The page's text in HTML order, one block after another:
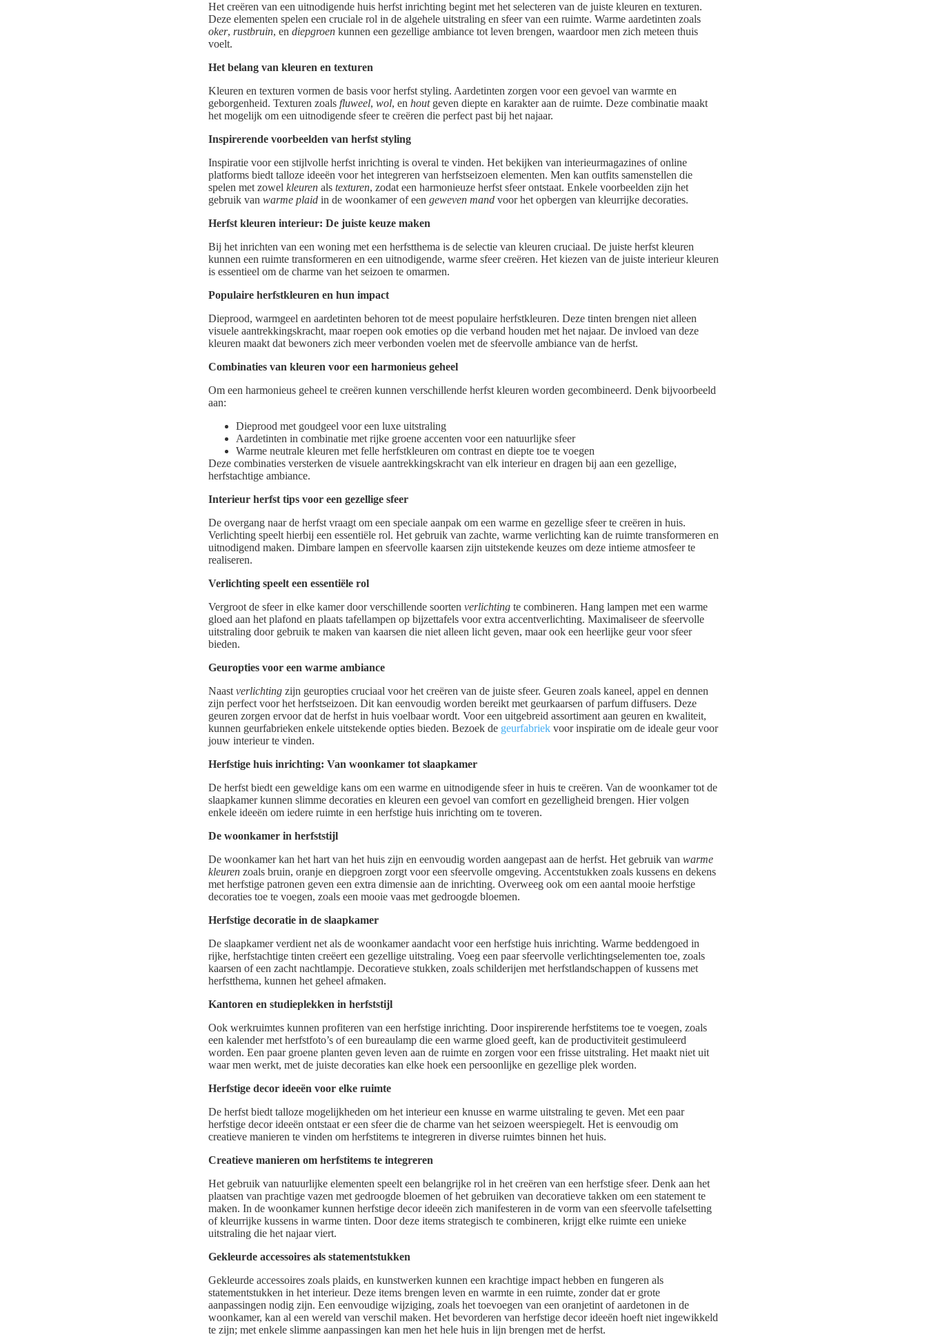
Het creëren van een uitnodigende huis herfst inrichting begint met het selecteren van de juiste kleuren en texturen.
Deze elementen spelen een cruciale rol in de algehele uitstraling en sfeer van een ruimte. Warme aardetinten zoals
oker, rustbruin, en diepgroen kunnen een gezellige ambiance tot leven brengen, waardoor men zich meteen thuis
voelt.
Het belang van kleuren en texturen
Kleuren en texturen vormen de basis voor herfst styling. Aardetinten zorgen voor een gevoel van warmte en
geborgenheid. Texturen zoals fluweel, wol, en houtgeven diepte en karakter aan de ruimte. Deze combinatie maakt
het mogelijk om een uitnodigende sfeer te creëren die perfect past bij het najaar.
Inspirerende voorbeelden van herfst styling
Inspiratie voor een stijlvolle herfst inrichting is overal te vinden. Het bekijken van interieurmagazines of online
platforms biedt talloze ideeën voor het integreren van herfstseizoen elementen. Men kan outfits samenstellen die
spelen met zowel kleuren als texturen, zodat een harmonieuze herfst sfeer ontstaat. Enkele voorbeelden zijn het
gebruik van warme plaid in de woonkamer of een geweven mand voor het opbergen van kleurrijke decoraties.
Herfst kleuren interieur: De juiste keuze maken
Bij het inrichten van een woning met een herfstthema is de selectie van kleuren cruciaal. De juiste herfst kleuren
kunnen een ruimte transformeren en een uitnodigende, warme sfeer creëren. Het kiezen van de juiste interieur kleuren
is essentieel om de charme van het seizoen te omarmen.
Populaire herfstkleuren en hun impact
Dieprood, warmgeel en aardetinten behoren tot de meest populaire herfstkleuren. Deze tinten brengen niet alleen
visuele aantrekkingskracht, maar roepen ook emoties op die verband houden met het najaar. De invloed van deze
kleuren maakt dat bewoners zich meer verbonden voelen met de sfeervolle ambiance van de herfst.
Combinaties van kleuren voor een harmonieus geheel
Om een harmonieus geheel te creëren kunnen verschillende herfst kleuren worden gecombineerd. Denk bijvoorbeeld
aan:
Dieprood met goudgeel voor een luxe uitstraling
Aardetinten in combinatie met rijke groene accenten voor een natuurlijke sfeer
Warme neutrale kleuren met felle herfstkleuren om contrast en diepte toe te voegen
Deze combinaties versterken de visuele aantrekkingskracht van elk interieur en dragen bij aan een gezellige,
herfstachtige ambiance.
Interieur herfst tips voor een gezellige sfeer
De overgang naar de herfst vraagt om een speciale aanpak om een warme en gezellige sfeer te creëren in huis.
Verlichting speelt hierbij een essentiële rol. Het gebruik van zachte, warme verlichting kan de ruimte transformeren en
uitnodigend maken. Dimbare lampen en sfeervolle kaarsen zijn uitstekende keuzes om deze intieme atmosfeer te
realiseren.
Verlichting speelt een essentiële rol
Vergroot de sfeer in elke kamer door verschillende soorten verlichting te combineren. Hang lampen met een warme
gloed aan het plafond en plaats tafellampen op bijzettafels voor extra accentverlichting. Maximaliseer de sfeervolle
uitstraling door gebruik te maken van kaarsen die niet alleen licht geven, maar ook een heerlijke geur voor sfeer
bieden.
Geuropties voor een warme ambiance
Naast verlichting zijn geuropties cruciaal voor het creëren van de juiste sfeer. Geuren zoals kaneel, appel en dennen
zijn perfect voor het herfstseizoen. Dit kan eenvoudig worden bereikt met geurkaarsen of parfum diffusers. Deze
geuren zorgen ervoor dat de herfst in huis voelbaar wordt. Voor een uitgebreid assortiment aan geuren en kwaliteit,
kunnen geurfabrieken enkele uitstekende opties bieden. Bezoek de geurfabriek voor inspiratie om de ideale geur voor
jouw interieur te vinden.
Herfstige huis inrichting: Van woonkamer tot slaapkamer
De herfst biedt een geweldige kans om een warme en uitnodigende sfeer in huis te creëren. Van de woonkamer tot de
slaapkamer kunnen slimme decoraties en kleuren een gevoel van comfort en gezelligheid brengen. Hier volgen
enkele ideeën om iedere ruimte in een herfstige huis inrichting om te toveren.
De woonkamer in herfststijl
De woonkamer kan het hart van het huis zijn en eenvoudig worden aangepast aan de herfst. Het gebruik van warme
kleuren zoals bruin, oranje en diepgroen zorgt voor een sfeervolle omgeving. Accentstukken zoals kussens en dekens
met herfstige patronen geven een extra dimensie aan de inrichting. Overweeg ook om een aantal mooie herfstige
decoraties toe te voegen, zoals een mooie vaas met gedroogde bloemen.
Herfstige decoratie in de slaapkamer
De slaapkamer verdient net als de woonkamer aandacht voor een herfstige huis inrichting. Warme beddengoed in
rijke, herfstachtige tinten creëert een gezellige uitstraling. Voeg een paar sfeervolle verlichtingselementen toe, zoals
kaarsen of een zacht nachtlampje. Decoratieve stukken, zoals schilderijen met herfstlandschappen of kussens met
herfstthema, kunnen het geheel afmaken.
Kantoren en studieplekken in herfststijl
Ook werkruimtes kunnen profiteren van een herfstige inrichting. Door inspirerende herfstitems toe te voegen, zoals
een kalender met herfstfoto’s of een bureaulamp die een warme gloed geeft, kan de productiviteit gestimuleerd
worden. Een paar groene planten geven leven aan de ruimte en zorgen voor een frisse uitstraling. Het maakt niet uit
waar men werkt, met de juiste decoraties kan elke hoek een persoonlijke en gezellige plek worden.
Herfstige decor ideeën voor elke ruimte
De herfst biedt talloze mogelijkheden om het interieur een knusse en warme uitstraling te geven. Met een paar
herfstige decor ideeën ontstaat er een sfeer die de charme van het seizoen weerspiegelt. Het is eenvoudig om
creatieve manieren te vinden om herfstitems te integreren in diverse ruimtes binnen het huis.
Creatieve manieren om herfstitems te integreren
Het gebruik van natuurlijke elementen speelt een belangrijke rol in het creëren van een herfstige sfeer. Denk aan het
plaatsen van prachtige vazen met gedroogde bloemen of het gebruiken van decoratieve takken om een statement te
maken. In de woonkamer kunnen herfstige decor ideeën zich manifesteren in de vorm van een sfeervolle tafelsetting
of kleurrijke kussens in warme tinten. Door deze items strategisch te combineren, krijgt elke ruimte een unieke
uitstraling die het najaar viert.
Gekleurde accessoires als statementstukken
Gekleurde accessoires zoals plaids, en kunstwerken kunnen een krachtige impact hebben en fungeren als
statementstukken in het interieur. Deze items brengen leven en warmte in een ruimte, zonder dat er grote
aanpassingen nodig zijn. Een eenvoudige wijziging, zoals het toevoegen van een oranjetint of aardetonen in de
woonkamer, kan al een wereld van verschil maken. Het bevorderen van herfstige decor ideeën hoeft niet ingewikkeld
te zijn; met enkele slimme aanpassingen kan men het hele huis in lijn brengen met de herfst.